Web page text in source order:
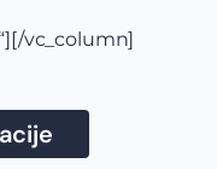
vc_column]